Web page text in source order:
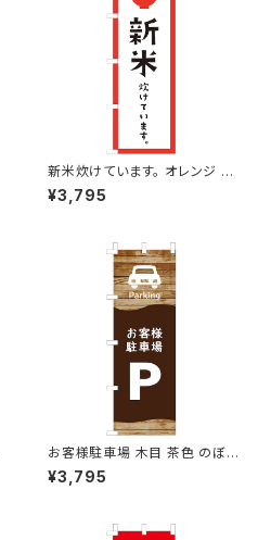
新米炊けています。 オレンジ の
ぼり旗
¥3,795
お客様駐車場 木目 茶色 のぼり
旗
¥3,795